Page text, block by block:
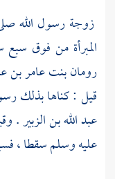
زوجة رسول الله
المبرأة من فوق
رومان بنت عامر بن
قيل : كناها بذلك
عبد الله بن الزبير.
عليه وسلم سقطا ،